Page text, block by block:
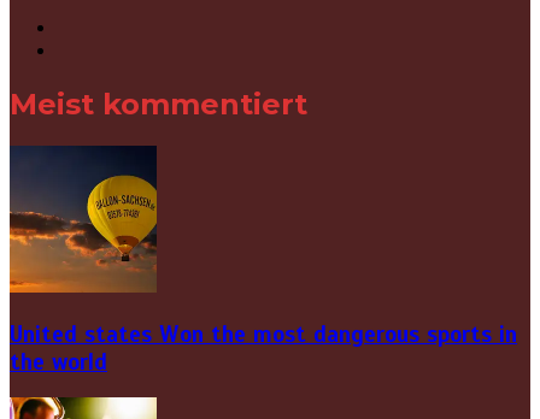
Meist kommentiert
United states Won the most dangerous sports in
the world